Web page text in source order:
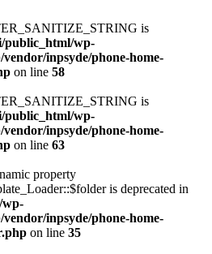
is
public_html/wp-
inpsyde/phone-home-
on line 58
is
public_html/wp-
inpsyde/phone-home-
on line 63
property
is deprecated in
wp-
inpsyde/phone-home-
on line 35